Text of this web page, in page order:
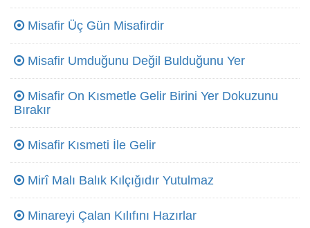
Misafir Üç Gün Misafirdir
Misafir Umduğunu Değil Bulduğunu Yer
Misafir On Kısmetle Gelir Birini Yer Dokuzunu
Bırakır
Misafir Kısmeti İle Gelir
Mirî Malı Balık Kılçığıdır Yutulmaz
Minareyi Çalan Kılıfını Hazırlar